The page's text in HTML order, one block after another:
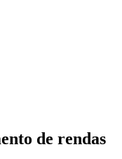
de rendas